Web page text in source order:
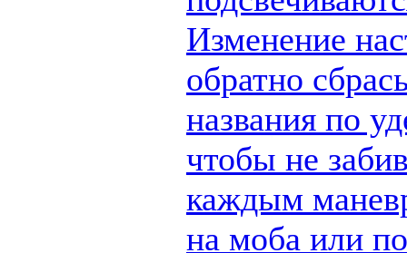
Изменение
обратно
названия по
чтобы не
каждым
на моба или